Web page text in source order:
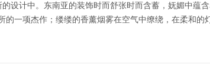
设计中。东南亚的装饰时而舒张时而含蓄，妩媚中蕴
的一项杰作；缕缕的香薰烟雾在空气中缭绕，在柔和